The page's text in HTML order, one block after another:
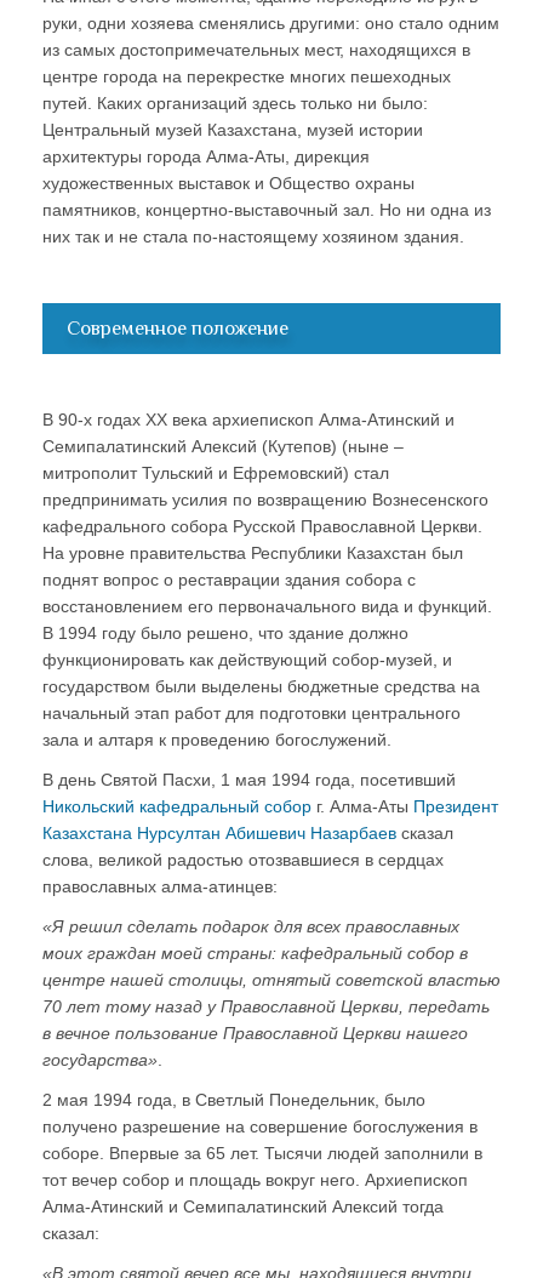
руки, одни хозяева сменялись другими: оно стало одним
из самых достопримечательных мест, находящихся в
центре города на перекрестке многих пешеходных
путей. Каких организаций здесь только ни было:
Центральный музей Казахстана, музей истории
архитектуры города Алма-Аты, дирекция
художественных выставок и Общество охраны
памятников, концертно-выставочный зал. Но ни одна из
них так и не стала по-настоящему хозяином здания.
Современное положение
В 90-х годах ХХ века архиепископ Алма-Атинский и
Семипалатинский Алексий (Кутепов) (ныне –
митрополит Тульский и Ефремовский) стал
предпринимать усилия по возвращению Вознесенского
кафедрального собора Русской Православной Церкви.
На уровне правительства Республики Казахстан был
поднят вопрос о реставрации здания собора с
восстановлением его первоначального вида и функций.
В 1994 году было решено, что здание должно
функционировать как действующий собор-музей, и
государством были выделены бюджетные средства на
начальный этап работ для подготовки центрального
зала и алтаря к проведению богослужений.
В день Святой Пасхи, 1 мая 1994 года, посетивший
Никольский кафедральный собор г. Алма-Аты Президент
Казахстана Нурсултан Абишевич Назарбаев сказал
слова, великой радостью отозвавшиеся в сердцах
православных алма-атинцев:
«Я решил сделать подарок для всех православных
моих граждан моей страны: кафедральный собор в
центре нашей столицы, отнятый советской властью
70 лет тому назад у Православной Церкви, передать
в вечное пользование Православной Церкви нашего
государства».
2 мая 1994 года, в Светлый Понедельник, было
получено разрешение на совершение богослужения в
соборе. Впервые за 65 лет. Тысячи людей заполнили в
тот вечер собор и площадь вокруг него. Архиепископ
Алма-Атинский и Семипалатинский Алексий тогда
сказал:
«В этот святой вечер все мы, находящиеся внутри